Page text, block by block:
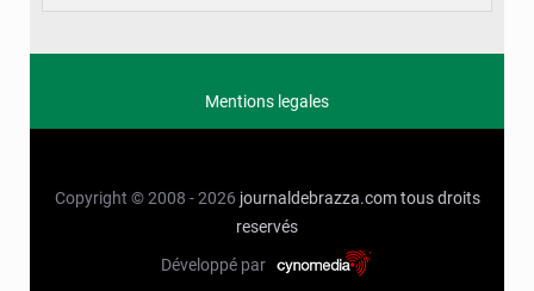
Mentions legales
Copyright © 2008 - 2026 journaldebrazza.com tous droits
reservés
Développé par